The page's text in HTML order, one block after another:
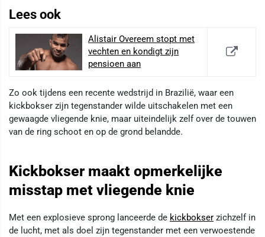
Lees ook
Alistair Overeem stopt met
vechten en kondigt zijn
pensioen aan
Zo ook tijdens een recente wedstrijd in Brazilië, waar een
kickbokser zijn tegenstander wilde uitschakelen met een
gewaagde vliegende knie, maar uiteindelijk zelf over de touwen
van de ring schoot en op de grond belandde.
Kickbokser maakt opmerkelijke
misstap met vliegende knie
Met een explosieve sprong lanceerde de kickbokser zichzelf in
de lucht, met als doel zijn tegenstander met een verwoestende